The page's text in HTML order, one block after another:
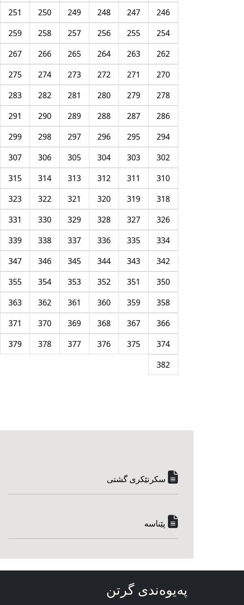
246
247
248
249
250
251
254
255
256
257
258
259
262
263
264
265
266
267
270
271
272
273
274
275
278
279
280
281
282
283
286
287
288
289
290
291
294
295
296
297
298
299
302
303
304
305
306
307
310
311
312
313
314
315
318
319
320
321
322
323
326
327
328
329
330
331
334
335
336
337
338
339
342
343
344
345
346
347
350
351
352
353
354
355
358
359
360
361
362
363
366
367
368
369
370
371
374
375
376
377
378
379
382
سکرتێکری گشتی
پێناسه‌
په‌یوه‌ندی گرتن